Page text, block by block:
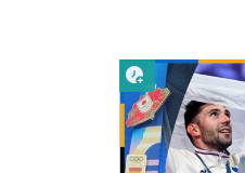
Lire plus tard